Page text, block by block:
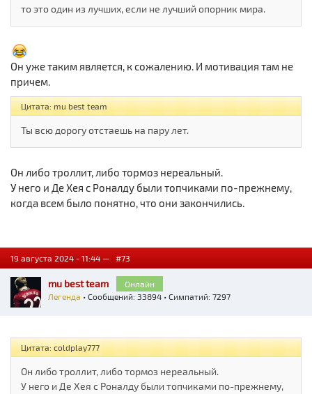
то это один из лучших, если не лучший опорник мира.
Он уже таким является, к сожалению. И мотивация там не
причем.
Цитата: mu best team
Ты всю дорогу отстаешь на пару лет.
Он либо троллит, либо тормоз нереальный.
У него и Де Хея с Роналду были топчиками по-прежнему,
когда всем было понятно, что они закончились.
19 августа 2024 - 11:44 — #73
mu best team
Онлайн
Легенда • Сообщений: 33894 • Симпатий: 7297
Цитата: coldplay777
Он либо троллит, либо тормоз нереальный.
У него и Де Хея с Роналду были топчиками по-прежнему,